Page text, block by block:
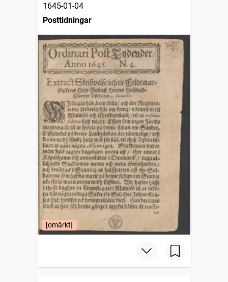
1645-01-04
Posttidningar
[omärkt]